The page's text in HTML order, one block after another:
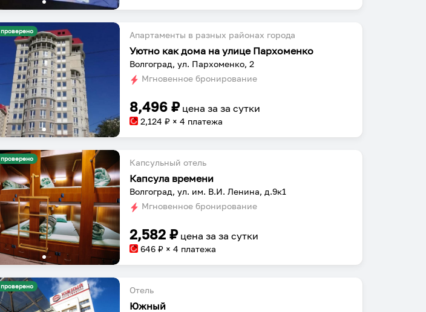
Апартаменты в разных районах города
Уютно как дома на улице Пархоменко
Волгоград, ул. Пархоменко, 2
Мгновенное бронирование
8,496 ₽ цена заза сутки
2,124 ₽ × 4 платежа
Капсульный отель
Капсула времени
Волгоград, ул. им. В.И. Ленина, д.9к1
Мгновенное бронирование
2,582 ₽ цена заза сутки
646 ₽ × 4 платежа
Отель
Южный